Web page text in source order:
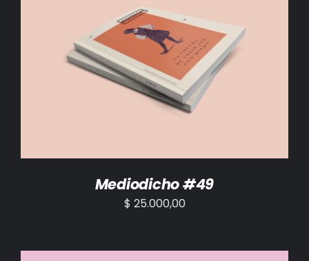
AÑADIR AL CARRITO / DETALLES
Mediodicho #49
$ 25.000,00